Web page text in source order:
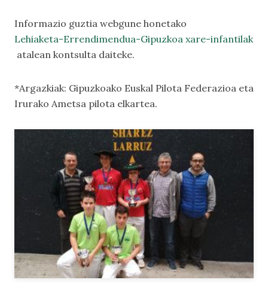
Informazio guztia webgune honetako
Lehiaketa-Errendimendua-Gipuzkoa xare-infantilak
atalean kontsulta daiteke.
*Argazkiak: Gipuzkoako Euskal Pilota Federazioa eta
Irurako Ametsa pilota elkartea.